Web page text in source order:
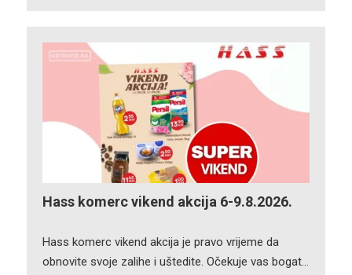
Hass komerc vikend akcija 6-9.8.2026.
Hass komerc vikend akcija je pravo vrijeme da
obnovite svoje zalihe i uštedite. Očekuje vas bogat…